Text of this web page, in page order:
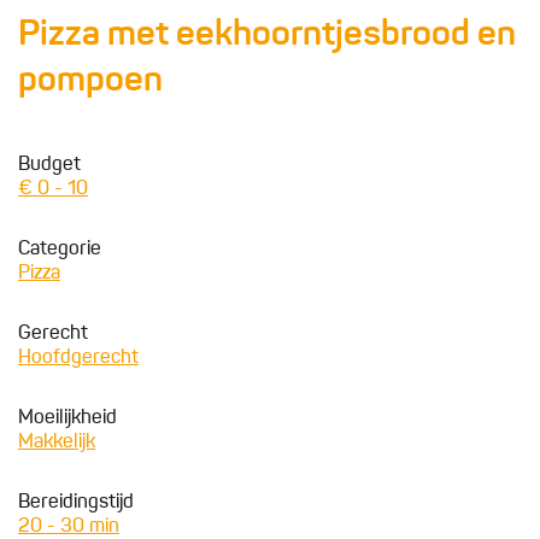
Pizza met eekhoorntjesbrood en
pompoen
Budget
€ 0 - 10
Categorie
Pizza
Gerecht
Hoofdgerecht
Moeilijkheid
Makkelijk
Bereidingstijd
20 - 30 min